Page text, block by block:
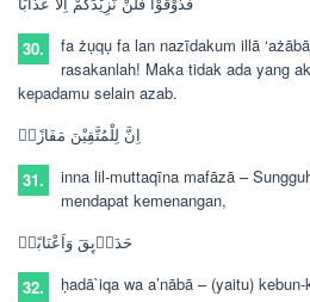
30.
fa żụqụ fa lan nazīdakum illā
rasakanlah! Maka tidak ada yang
kepadamu selain azab.
اِنَّ لِلْمُتَّقِيْنَ مَفَازًاۙ
31.
inna lil-muttaqīna mafāzā –
mendapat kemenangan,
حَدَاۤىِٕقَ وَاَعْنَابًاۙ
32.
ḥadā`iqa wa a’nābā – (yaitu)